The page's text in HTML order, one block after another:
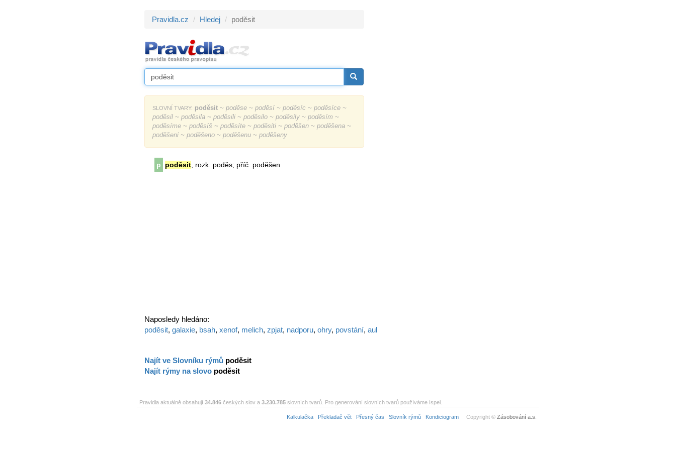
Pravidla.cz Hledej poděsit
SLOVNÍ TVARY: poděsit ~ poděse ~ poděsí ~ poděsíc ~ poděsíce ~
poděsil ~ poděsila ~ poděsili ~ poděsilo ~ poděsily ~ poděsím ~
poděsíme ~ poděsíš ~ poděsíte ~ poděsiti ~ poděšen ~ poděšena ~
poděšeni ~ poděšeno ~ poděšenu ~ poděšeny
p poděsit , rozk. poděs; příč. poděšen
Naposledy hledáno:
poděsit, galaxie, bsah, xenof, melich, zpjat, nadporu, ohry, povstání, aul
Najít ve Slovníku rýmů poděsit
Najít rýmy na slovo poděsit
Pravidla aktuálně obsahují 34.846 českých slov a 3.230.785 slovních tvarů. Pro generování slovních tvarů používáme Ispel.
Kalkulačka Překladač vět Přesný čas Slovník rýmů Kondiciogram Copyright © Zásobování a.s.